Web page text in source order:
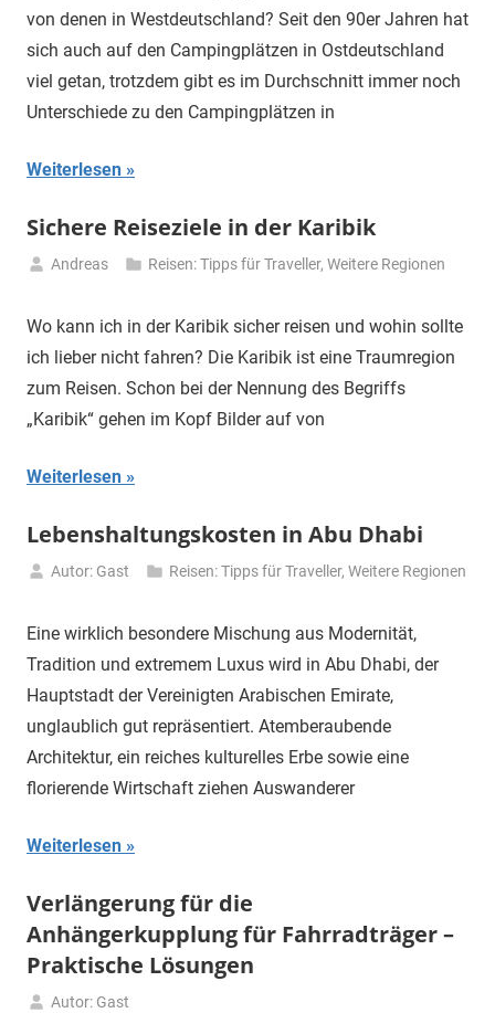
von denen in Westdeutschland? Seit den 90er Jahren hat
sich auch auf den Campingplätzen in Ostdeutschland
viel getan, trotzdem gibt es im Durchschnitt immer noch
Unterschiede zu den Campingplätzen in
Weiterlesen
Sichere Reiseziele in der Karibik
Februar
Andreas Reisen: Tipps für Traveller,Weitere Regionen
Wo kann ich in der Karibik sicher reisen und wohin sollte
ich lieber nicht fahren? Die Karibik ist eine Traumregion
zum Reisen. Schon bei der Nennung des Begriffs
„Karibik“ gehen im Kopf Bilder auf von
Weiterlesen
Lebenshaltungskosten in Abu Dhabi
Januar
Autor: Gast Reisen: Tipps für Traveller,Weitere Regionen
Eine wirklich besondere Mischung aus Modernität,
Tradition und extremem Luxus wird in Abu Dhabi, der
Hauptstadt der Vereinigten Arabischen Emirate,
unglaublich gut repräsentiert. Atemberaubende
Architektur, ein reiches kulturelles Erbe sowie eine
florierende Wirtschaft ziehen Auswanderer
Weiterlesen
Verlängerung für die
Anhängerkupplung für Fahrradträger –
Praktische Lösungen
Autor: Gast